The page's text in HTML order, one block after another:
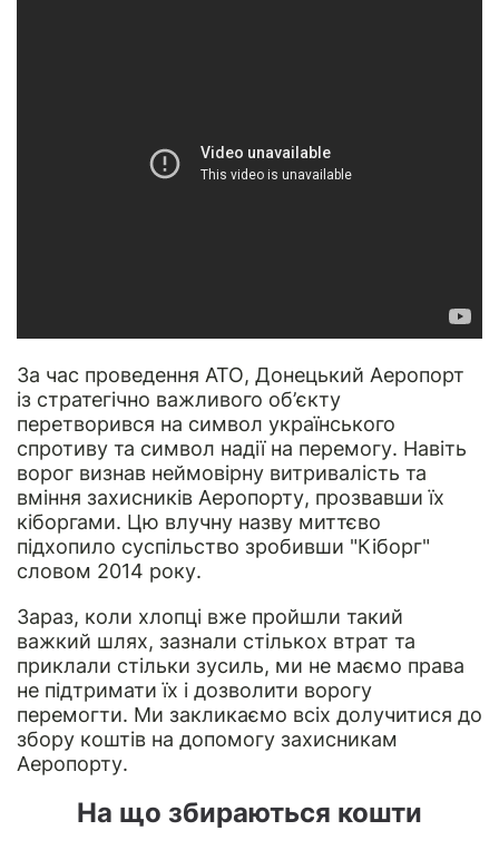
За час проведення АТО, Донецький Аеропорт
із стратегічно важливого об’єкту
перетворився на символ українського
спротиву та символ надії на перемогу. Навіть
ворог визнав неймовірну витривалість та
вміння захисників Аеропорту, прозвавши їх
кіборгами. Цю влучну назву миттєво
підхопило суспільство зробивши "Кіборг"
словом 2014 року.
Зараз, коли хлопці вже пройшли такий
важкий шлях, зазнали стількох втрат та
приклали стільки зусиль, ми не маємо права
не підтримати їх і дозволити ворогу
перемогти. Ми закликаємо всіх долучитися до
збору коштів на допомогу захисникам
Аеропорту.
На що збираються кошти